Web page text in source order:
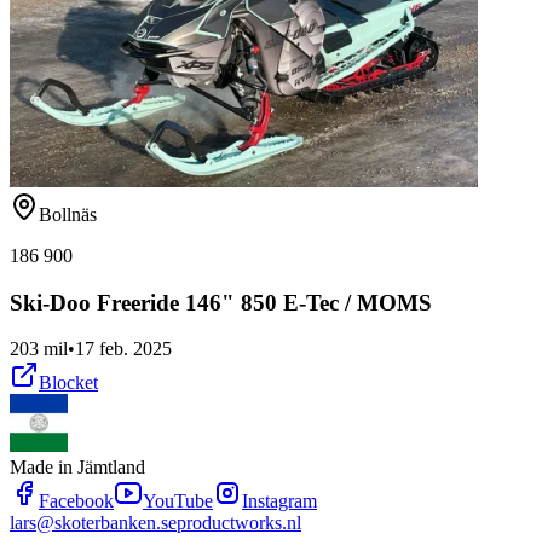
Bollnäs
186 900
Ski-Doo Freeride 146" 850 E-Tec / MOMS
203 mil•17 feb. 2025
Blocket
Made in Jämtland
Facebook
YouTube
Instagram
lars@skoterbanken.seproductworks.nl